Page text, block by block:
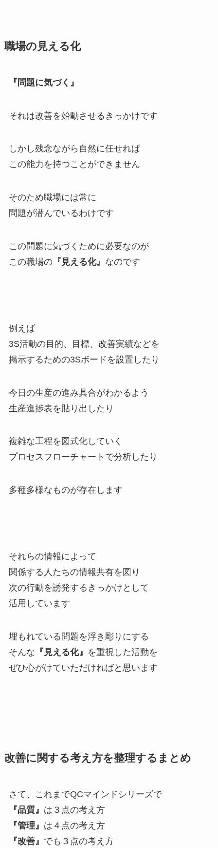
職場の見える化
『問題に気づく』
それは改善を始動させるきっかけです
しかし残念ながら自然に任せれば
この能力を持つことができません
そのため職場には常に
問題が潜んでいるわけです
この問題に気づくために必要なのが
この職場の『見える化』 なのです
例えば
3S活動の目的、目標、改善実績などを
掲示するための3Sボードを設置したり
今日の生産の進み具合がわかるよう
生産進捗表を貼り出したり
複雑な工程を図式化していく
プロセスフローチャートで分析したり
多種多様なものが存在します
それらの情報によって
関係する人たちの情報共有を図り
次の行動を誘発するきっかけとして
活用しています
埋もれている問題を浮き彫りにする
そんな 『見える化』 を重視した活動を
ぜひ心がけていただければと思います
改善に関する考え方を整理するまとめ
さて、これまでQCマインドシリーズで
『品質』 は３点の考え方
『管理』 は４点の考え方
『改善』 でも３点の考え方